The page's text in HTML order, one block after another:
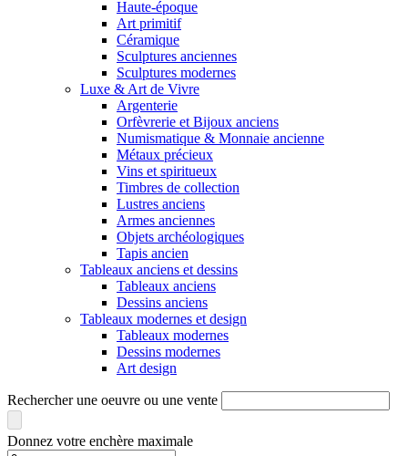
Haute-époque
Art primitif
Céramique
Sculptures anciennes
Sculptures modernes
Luxe & Art de Vivre
Argenterie
Orfèvrerie et Bijoux anciens
Numismatique & Monnaie ancienne
Métaux précieux
Vins et spiritueux
Timbres de collection
Lustres anciens
Armes anciennes
Objets archéologiques
Tapis ancien
Tableaux anciens et dessins
Tableaux anciens
Dessins anciens
Tableaux modernes et design
Tableaux modernes
Dessins modernes
Art design
Rechercher une oeuvre ou une vente
Donnez votre enchère maximale